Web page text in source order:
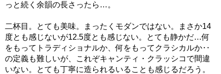
っと続く余韻の長さったら…。
二杯目。とても美味。まったくモダンではない。まさか14
度とも感じないが12.5度とも感じない。とても静かだ…何
をもってトラディショナルか、何をもってクラシカルか‥
の定義も難しいが、これぞキャンティ・クラッシコで間違
いない。とても丁寧に造られるいることも感じるだろう。